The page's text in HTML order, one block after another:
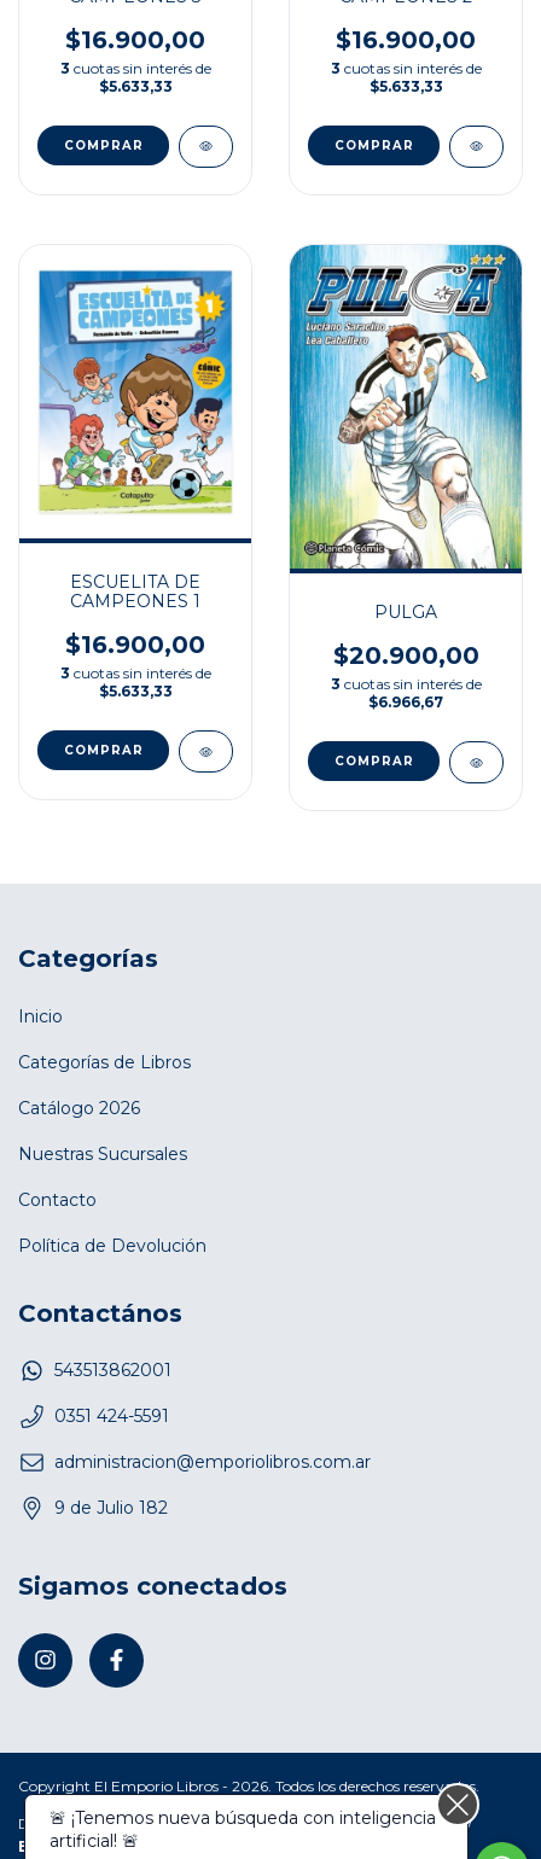
$16.900,00
3 cuotas sin interés de
$5.633,33
$16.900,00
3 cuotas sin interés de
$5.633,33
ESCUELITA DE
CAMPEONES 1
$16.900,00
3 cuotas sin interés de
$5.633,33
PULGA
$20.900,00
3 cuotas sin interés de
$6.966,67
Categorías
Inicio
Categorías de Libros
Catálogo 2026
Nuestras Sucursales
Contacto
Política de Devolución
Contactános
543513862001
0351 424-5591
administracion@emporiolibros.com.ar
9 de Julio 182
Sigamos conectados
Copyright El Emporio Libros - 2026. Todos los derechos reservados.
Defensa de las y los consumidores. Para reclamos ingresá acá. /
Botón de arrepentimiento
🚨 ¡Tenemos nueva búsqueda con inteligencia
artificial! 🚨